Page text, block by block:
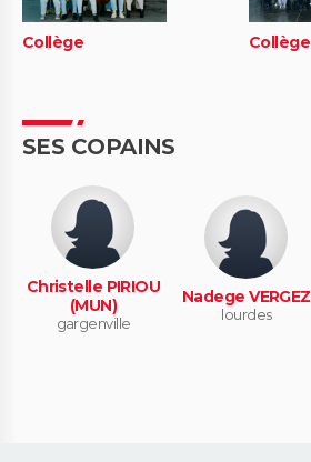
Collège
Collège
SES COPAINS
Christelle PIRIOU
(MUN)
gargenville
Nadege VERGEZ
lourdes